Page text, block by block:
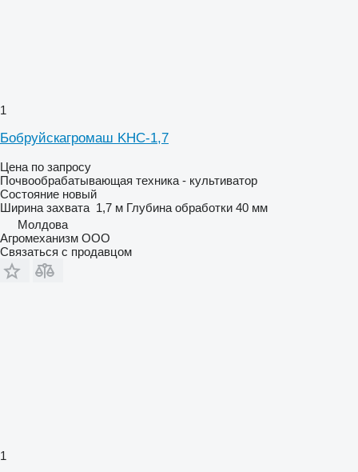
1
Бобруйскагромаш KHC-1,7
Цена по запросу
Почвообрабатывающая техника - культиватор
Состояние новый
Ширина захвата 1,7 м Глубина обработки 40 мм
Молдова
Агромеханизм ООО
Связаться с продавцом
1